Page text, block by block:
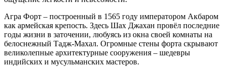
Агра Форт – построенный в 1565 году императором Акбаром
как армейская крепость. Здесь Шах Джахан провёл последние
годы жизни в заточении, любуясь из окна своей комнаты на
белоснежный Тадж-Махал. Огромные стены форта скрывают
великолепные архитектурные сооружения – шедевры
индийских и мусульманских мастеров.